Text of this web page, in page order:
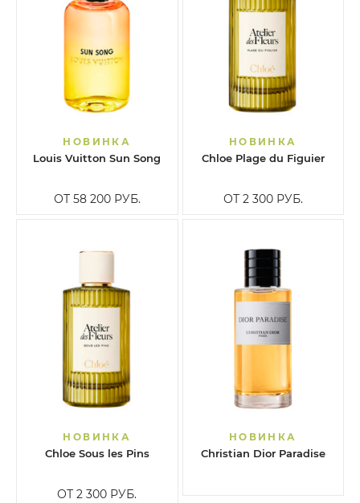
НОВИНКА
Louis Vuitton Sun Song
ОТ 58 200 РУБ.
НОВИНКА
Chloe Plage du Figuier
ОТ 2 300 РУБ.
НОВИНКА
Chloe Sous les Pins
ОТ 2 300 РУБ.
НОВИНКА
Christian Dior Paradise